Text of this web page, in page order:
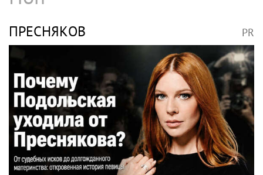
фанаты Константина Кинчева
ЛОЗА PR